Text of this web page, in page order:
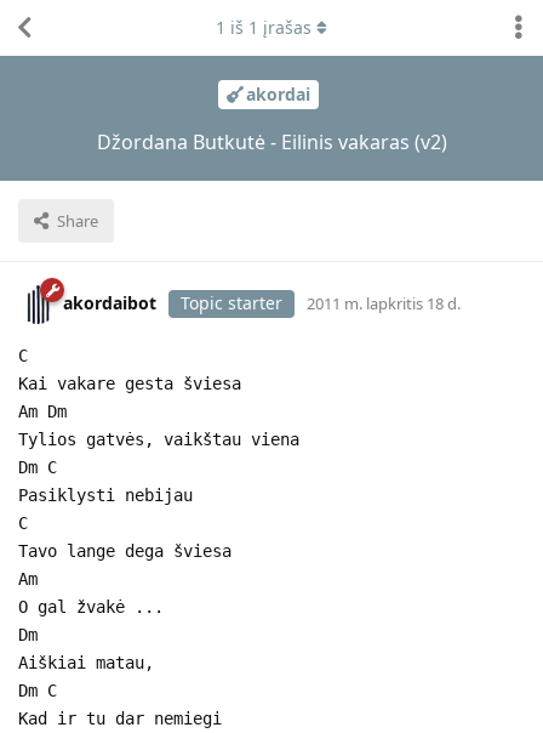
akordai
Džordana Butkutė - Eilinis vakaras (v2)
Share
1 iš 1 įrašas
akordaibot Topic starter 2011 m. lapkritis 18 d.
C
Kai vakare gesta šviesa
Am Dm
Tylios gatvės, vaikštau viena
Dm C
Pasiklysti nebijau
C
Tavo lange dega šviesa
Am
O gal žvakė ...
Dm
Aiškiai matau,
Dm C
Kad ir tu dar nemiegi